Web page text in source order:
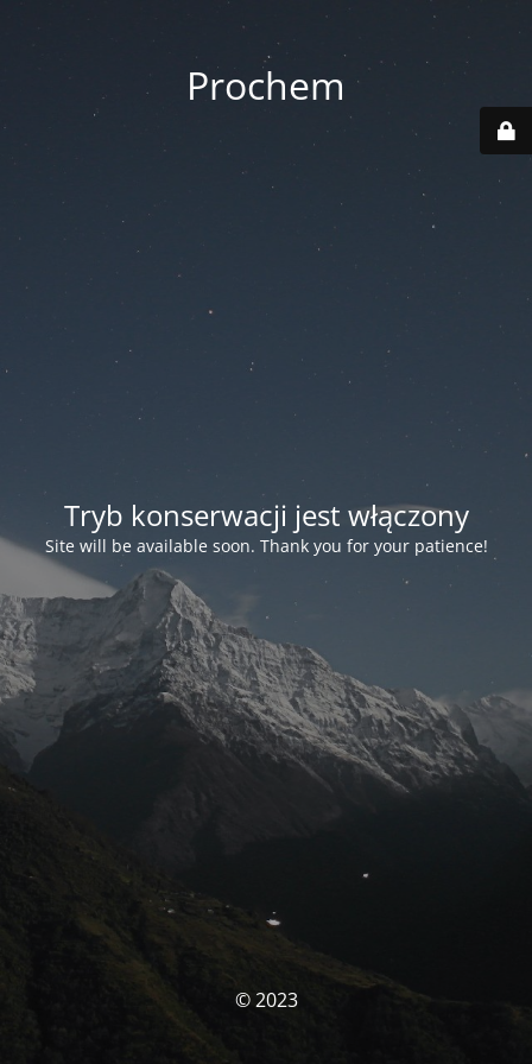
Prochem
Tryb konserwacji jest włączony
Site will be available soon. Thank you for your patience!
© 2023